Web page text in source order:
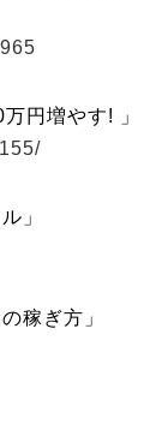
円増やす! 」
」
稼ぎ方」